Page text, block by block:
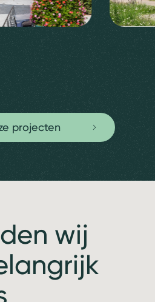
projecten
wij